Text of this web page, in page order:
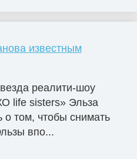
известным
реалити-шоу
life sisters» Эльза
о том, чтобы снимать
впо...